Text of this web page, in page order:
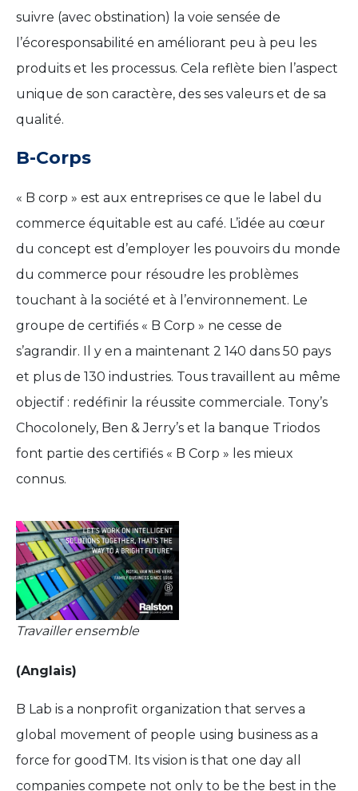
suivre (avec obstination) la voie sensée de
l’écoresponsabilité en améliorant peu à peu les
produits et les processus. Cela reflète bien l’aspect
unique de son caractère, des ses valeurs et de sa
qualité.
B-Corps
« B corp » est aux entreprises ce que le label du
commerce équitable est au café. L’idée au cœur
du concept est d’employer les pouvoirs du monde
du commerce pour résoudre les problèmes
touchant à la société et à l’environnement. Le
groupe de certifiés « B Corp » ne cesse de
s’agrandir. Il y en a maintenant 2 140 dans 50 pays
et plus de 130 industries. Tous travaillent au même
objectif : redéfinir la réussite commerciale. Tony’s
Chocolonely, Ben & Jerry’s et la banque Triodos
font partie des certifiés « B Corp » les mieux
connus.
Travailler ensemble
(Anglais)
B Lab is a nonprofit organization that serves a
global movement of people using business as a
force for goodTM. Its vision is that one day all
companies compete not only to be the best in the